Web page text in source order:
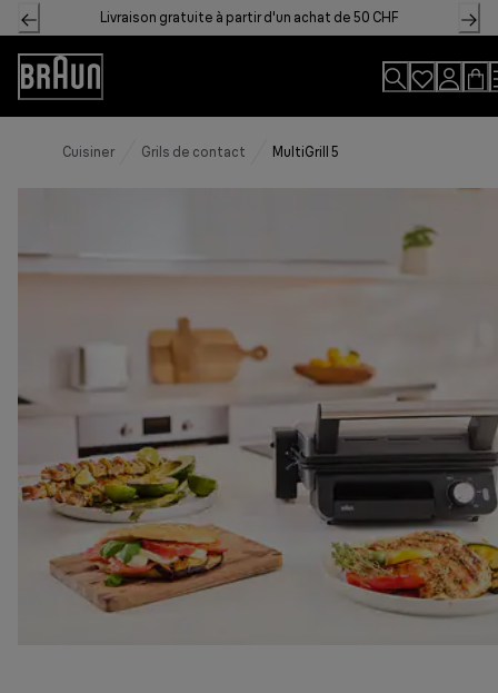
Skip
to
Content
Livraison gratuite à partir d'un achat de 50 CHF
Accessibility
Statement
Cuisiner Grils de contact MultiGrill 5